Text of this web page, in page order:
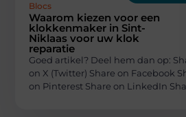
Blocs
Waarom kiezen voor een
klokkenmaker in Sint-
Niklaas voor uw klok
reparatie
Goed artikel? Deel hem dan op:
on X (Twitter) Share on Facebook
on Pinterest Share on LinkedIn